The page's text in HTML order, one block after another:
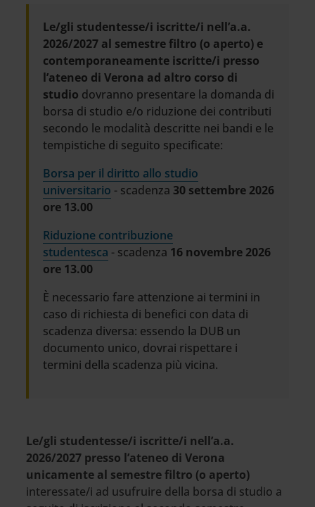
Le/gli studentesse/i iscritte/i nell’a.a.
2026/2027 al semestre filtro (o aperto) e
contemporaneamente iscritte/i presso
l’ateneo di Verona ad altro corso di
studio dovranno presentare la domanda di
borsa di studio e/o riduzione dei contributi
secondo le modalità descritte nei bandi e le
tempistiche di seguito specificate:
Borsa per il diritto allo studio
universitario - scadenza 30 settembre 2026
ore 13.00
Riduzione contribuzione
studentesca - scadenza 16 novembre 2026
ore 13.00
È necessario fare attenzione ai termini in
caso di richiesta di benefici con data di
scadenza diversa: essendo la DUB un
documento unico, dovrai rispettare i
termini della scadenza più vicina.
Le/gli studentesse/i iscritte/i nell’a.a.
2026/2027 presso l’ateneo di Verona
unicamente al semestre filtro (o aperto)
interessate/i ad usufruire della borsa di studio a